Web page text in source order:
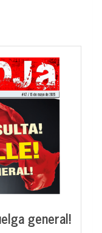
general!